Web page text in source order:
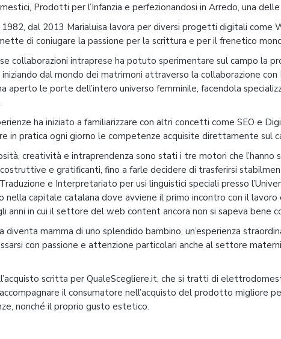
Prodotti per l’Infanzia e perfezionandosi in Arredo, una delle
1982, dal 2013 Marialuisa lavora per diversi progetti digitali come
di coniugare la passione per la scrittura e per il frenetico
collaborazioni intraprese ha potuto sperimentare sul campo la
dal mondo dei matrimoni attraverso la collaborazione con
aperto le porte dell’intero universo femminile, facendola
ha iniziato a familiarizzare con altri concetti come SEO e
in pratica ogni giorno le competenze acquisite direttamente sul
creatività e intraprendenza sono stati i tre motori che l’hanno
e gratificanti, fino a farle decidere di trasferirsi
e Interpretariato per usi linguistici speciali presso
nella capitale catalana dove avviene il primo incontro con il
anni in cui il settore del web content ancora non si sapeva bene
diventa mamma di uno splendido bambino, un’esperienza
con passione e attenzione particolari anche al settore
scritta per QualeScegliere.it, che si tratti di
il consumatore nell’acquisto del prodotto migliore
nonché il proprio gusto estetico.